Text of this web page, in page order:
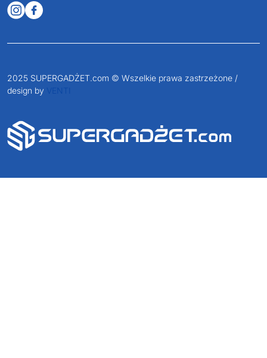
2025 SUPERGADŻET.com © Wszelkie prawa zastrzeżone /
design by VENTI